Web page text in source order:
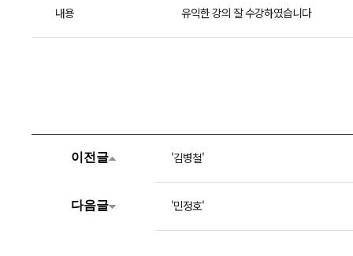
내용 유익한 강의 잘 수강하였습니다
이전글 '김병철'
다음글 '민정호'